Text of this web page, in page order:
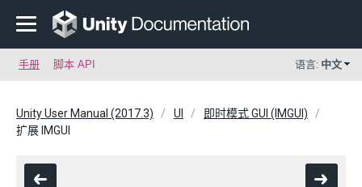
手册 脚本 API 语言: 中文
Unity User Manual (2017.3) UI
即时模式 GUI (IMGUI)
扩展 IMGUI